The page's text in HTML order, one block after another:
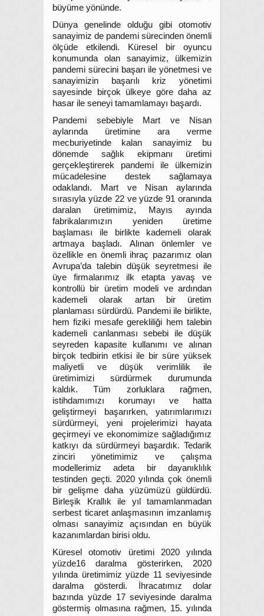
büyüme yönünde.
Dünya genelinde olduğu gibi otomotiv
sanayimiz de pandemi sürecinden önemli
ölçüde etkilendi. Küresel bir oyuncu
konumunda olan sanayimiz, ülkemizin
pandemi sürecini başarı ile yönetmesi ve
sanayimizin başarılı kriz yönetimi
sayesinde birçok ülkeye göre daha az
hasar ile seneyi tamamlamayı başardı.
Pandemi sebebiyle Mart ve Nisan
aylarında üretimine ara verme
mecburiyetinde kalan sanayimiz bu
dönemde sağlık ekipmanı üretimi
gerçekleştirerek pandemi ile ülkemizin
mücadelesine destek sağlamaya
odaklandı. Mart ve Nisan aylarında
sırasıyla yüzde 22 ve yüzde 91 oranında
daralan üretimimiz, Mayıs ayında
fabrikalarımızın yeniden üretime
başlaması ile birlikte kademeli olarak
artmaya başladı. Alınan önlemler ve
özellikle en önemli ihraç pazarımız olan
Avrupa’da talebin düşük seyretmesi ile
üye firmalarımız ilk etapta yavaş ve
kontrollü bir üretim modeli ve ardından
kademeli olarak artan bir üretim
planlaması sürdürdü. Pandemi ile birlikte,
hem fiziki mesafe gerekliliği hem talebin
kademeli canlanması sebebi ile düşük
seyreden kapasite kullanımı ve alınan
birçok tedbirin etkisi ile bir süre yüksek
maliyetli ve düşük verimlilik ile
üretimimizi sürdürmek durumunda
kaldık. Tüm zorluklara rağmen,
istihdamımızı korumayı ve hatta
geliştirmeyi başarırken, yatırımlarımızı
sürdürmeyi, yeni projelerimizi hayata
geçirmeyi ve ekonomimize sağladığımız
katkıyı da sürdürmeyi başardık. Tedarik
zinciri yönetimimiz ve çalışma
modellerimiz adeta bir dayanıklılık
testinden geçti. 2020 yılında çok önemli
bir gelişme daha yüzümüzü güldürdü.
Birleşik Krallık ile yıl tamamlanmadan
serbest ticaret anlaşmasının imzanlamış
olması sanayimiz açısından en büyük
kazanımlardan birisi oldu.
Küresel otomotiv üretimi 2020 yılında
yüzde16 daralma gösterirken, 2020
yılında üretimimiz yüzde 11 seviyesinde
daralma gösterdi. İhracatımız dolar
bazında yüzde 17 seviyesinde daralma
göstermiş olmasına rağmen, 15. yılında